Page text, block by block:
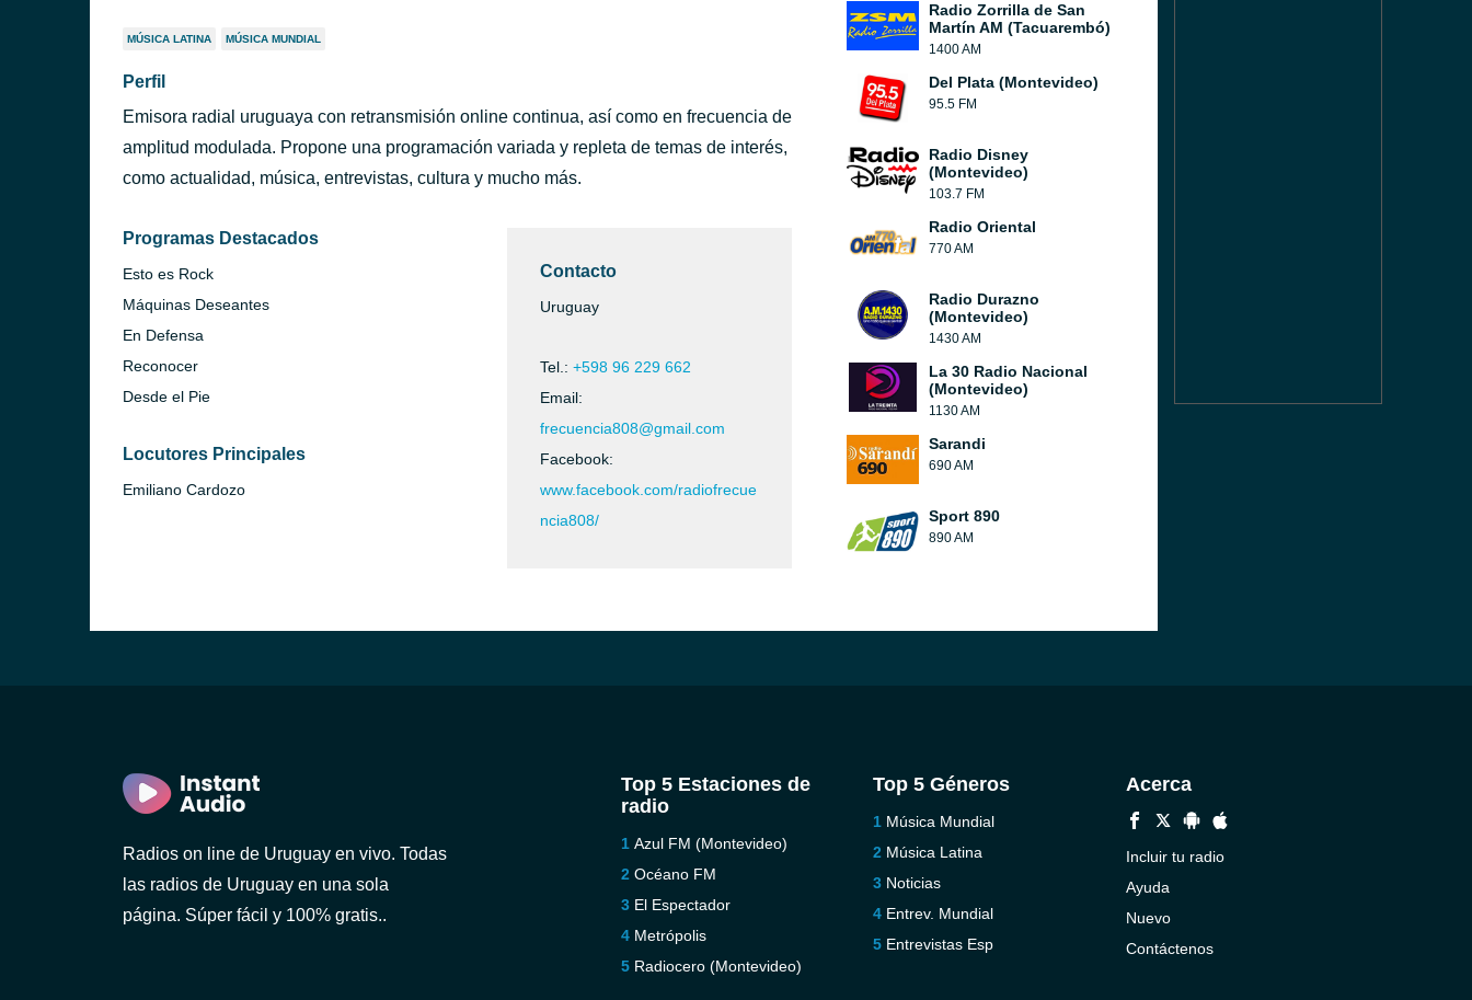
MÚSICA LATINA MÚSICA MUNDIAL
Perfil
Emisora radial uruguaya con retransmisión online continua, así como en frecuencia de
amplitud modulada. Propone una programación variada y repleta de temas de interés,
como actualidad, música, entrevistas, cultura y mucho más.
Programas Destacados
Esto es Rock
Máquinas Deseantes
En Defensa
Reconocer
Desde el Pie
Locutores Principales
Emiliano Cardozo
Contacto
Uruguay
Tel.: +598 96 229 662
Email:
frecuencia808@gmail.com
Facebook:
www.facebook.com/radiofrecue
ncia808/
Radio Zorrilla de San
Martín AM (Tacuarembó)
1400 AM
Del Plata (Montevideo)
95.5 FM
Radio Disney
(Montevideo)
103.7 FM
Radio Oriental
770 AM
Radio Durazno
(Montevideo)
1430 AM
La 30 Radio Nacional
(Montevideo)
1130 AM
Sarandi
690 AM
Sport 890
890 AM
Radios on line de Uruguay en vivo. Todas
las radios de Uruguay en una sola
página. Súper fácil y 100% gratis..
Top 5 Estaciones de
radio
Azul FM (Montevideo)
Océano FM
El Espectador
Metrópolis
Radiocero (Montevideo)
Top 5 Géneros
Música Mundial
Música Latina
Noticias
Entrev. Mundial
Entrevistas Esp
Acerca
Incluir tu radio
Ayuda
Nuevo
Contáctenos